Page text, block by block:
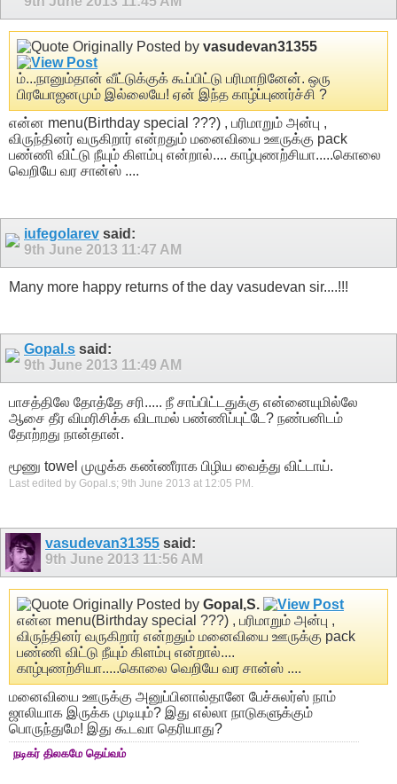
Originally Posted by vasudevan31355
ம்...நானும்தான் வீட்டுக்குக் கூப்பிட்டு பரிமாறினேன். ஒரு
பிரயோஜனமும் இல்லையே! ஏன் இந்த காழ்ப்புணர்ச்சி ?
என்ன menu(Birthday special ???) , பரிமாறும் அன்பு ,
விருந்தினர் வருகிறார் என்றதும் மனைவியை ஊருக்கு pack
பண்ணி விட்டு நீயும் கிளம்பு என்றால்.... காழ்புணற்சியா.....கொலை
வெறியே வர சான்ஸ் ....
iufegolarev said:
9th June 2013 11:47 AM
Many more happy returns of the day vasudevan sir....!!!
Gopal.s said:
9th June 2013 11:49 AM
பாசத்திலே தோத்தே சரி..... நீ சாப்பிட்டதுக்கு என்னையுமில்லே
ஆசை தீர விமரிசிக்க விடாமல் பண்ணிப்புட்டே? நண்பனிடம்
தோற்றது நான்தான்.
மூணு towel முழுக்க கண்ணீராக பிழிய வைத்து விட்டாய்.
Last edited by Gopal.s; 9th June 2013 at 12:05 PM .
vasudevan31355 said:
9th June 2013 11:56 AM
Originally Posted by Gopal,S.
என்ன menu(Birthday special ???) , பரிமாறும் அன்பு ,
விருந்தினர் வருகிறார் என்றதும் மனைவியை ஊருக்கு pack
பண்ணி விட்டு நீயும் கிளம்பு என்றால்....
காழ்புணற்சியா.....கொலை வெறியே வர சான்ஸ் ....
மனைவியை ஊருக்கு அனுப்பினால்தானே பேச்சுலர்ஸ் நாம்
ஜாலியாக இருக்க முடியும்? இது எல்லா நாடுகளுக்கும்
பொருந்துமே! இது கூடவா தெரியாது?
நடிகர் திலகமே தெய்வம்